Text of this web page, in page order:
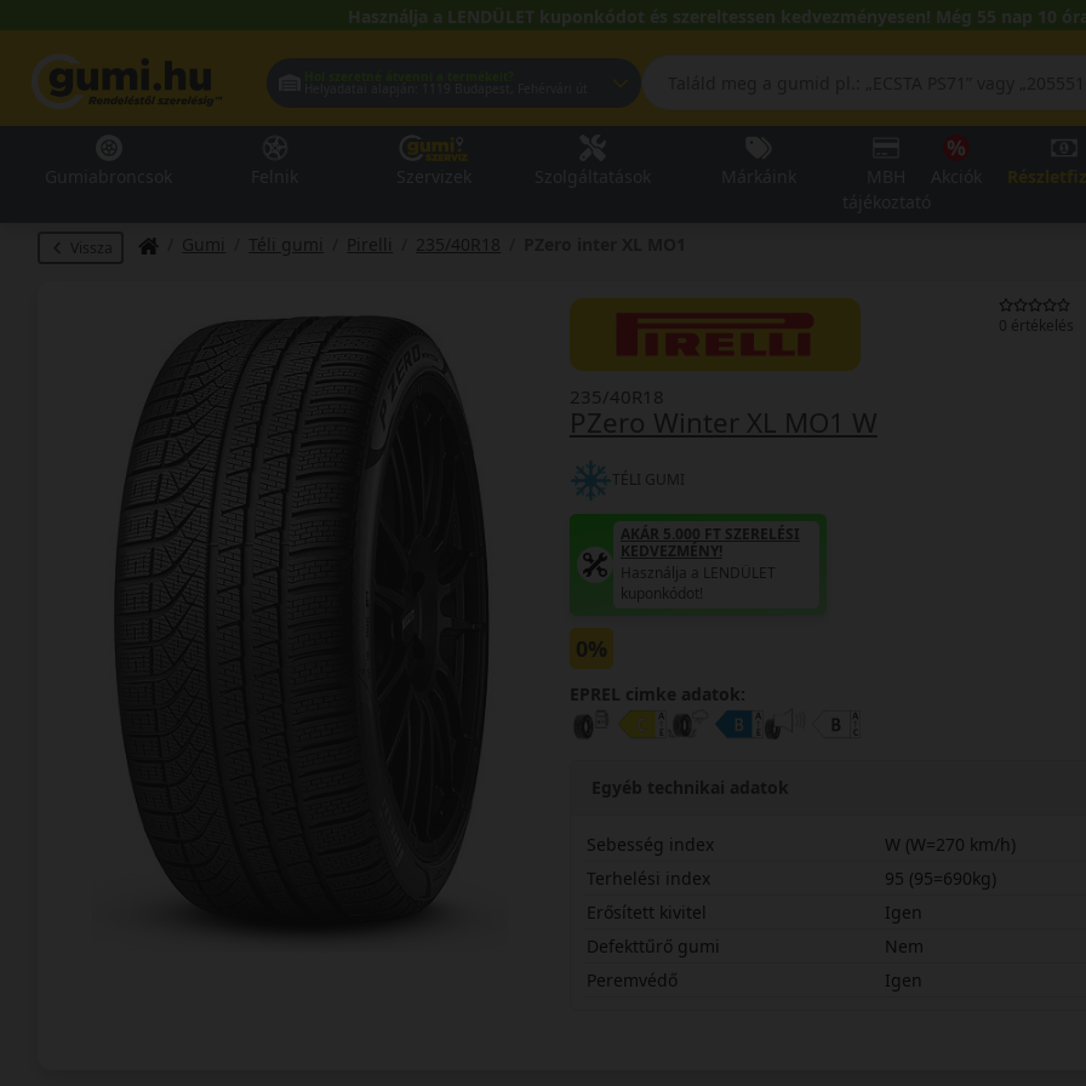
Használja a LENDÜLET kuponkódot és szereltessen kedvezményesen! Még 55 nap 10
Vissza Gumi Téli gumi Pirelli 235/40R18
0 értékelés
PZero Winter XL MO1 W
235/40R18
TÉLI GUMI
AKÁR 5.000 FT SZERELÉSI
KEDVEZMÉNY!
Használja a LENDÜLET
kuponkódot!
0%
EPREL cimke adatok:
Egyéb technikai adatok
Sebesség index
W (W=270 km/h)
Terhelési index
95 (95=690kg)
Erősített kivitel
Igen
Defekttűrő gumi
Nem
Peremvédő
Igen